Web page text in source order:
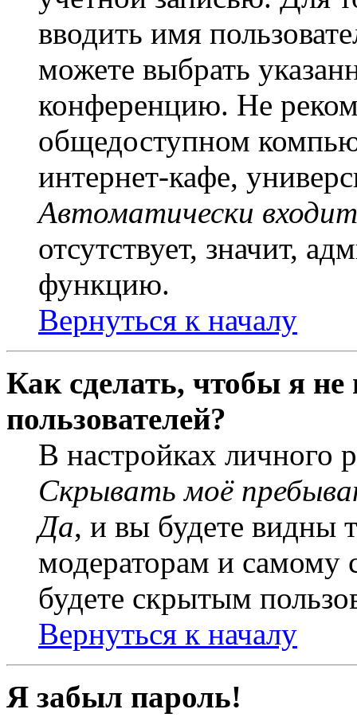
вводить имя
можете выбрать
конференцию. Не
общедоступном
интернет-кафе,
Автоматически
отсутствует, значит,
функцию.
Вернуться к началу
Как сделать, чтобы я
пользователей?
В настройках личного
Скрывать моё
Да, и вы будете видны
модераторам и самому
будете скрытым
Вернуться к началу
Я забыл пароль!